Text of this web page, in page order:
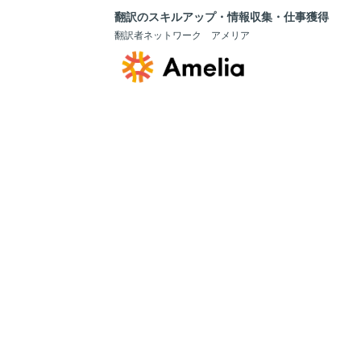
翻訳のスキルアップ・情報収集・仕事獲得
翻訳者ネットワーク アメリア